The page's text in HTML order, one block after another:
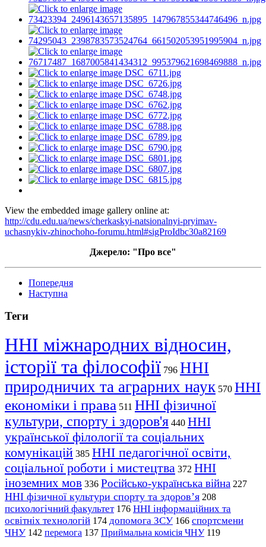
View the embedded image gallery online at:
http://cdu.edu.ua/news/cherkaskyi-natsionalnyi-pryimav-
uchasnykiv-zhinochoho-forumu.html#sigProIdbc30a82169
Джерело: "Про все"
Попередня
Наступна
Теги
ННІ міжнародних відносин,
історії та філософії 796 ННІ
природничих та аграрних наук 570 ННІ
економіки і права 511 ННІ фізичної
культури, спорту і здоров'я 440 ННІ
української філології та соціальних
комунікацій 385 ННІ педагогічної освіти,
соціальної роботи і мистецтва 372 ННІ
іноземних мов 336 Російсько-українська війна 227
ННІ фізичної культури спорту та здоров’я 208
психологічний факультет 176 ННІ інформаційних та
освітніх технологій 174 допомога ЗСУ 166 спортсмени
ЧНУ 142 перемога 137 Приймальна комісія ЧНУ 119